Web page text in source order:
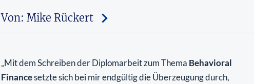
Von: Mike Rückert
Mit dem Schreiben der Diplomarbeit zum Thema Behavioral
Financesetzte sich bei mir endgültig die Überzeugung durch,